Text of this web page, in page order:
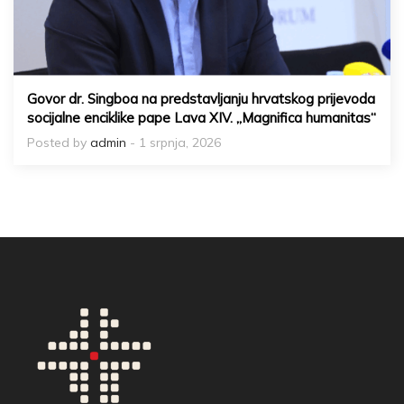
Govor dr. Singboa na predstavljanju hrvatskog prijevoda
socijalne enciklike pape Lava XIV. „Magnifica humanitas“
Posted by admin - 1 srpnja, 2026